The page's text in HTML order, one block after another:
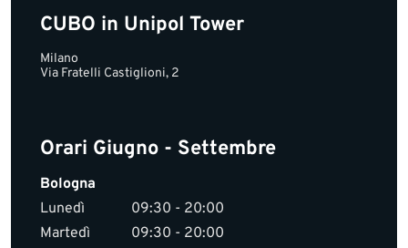
CUBO in Unipol Tower
Milano
Via Fratelli Castiglioni, 2
Orari Giugno - Settembre
Bologna
Lunedì
09:30 - 20:00
Martedì
09:30 - 20:00